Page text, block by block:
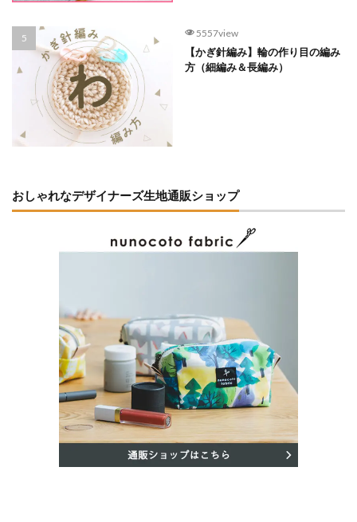
5557view
【かぎ針編み】輪の作り目の編み
方（細編み＆長編み）
おしゃれなデザイナーズ生地通販ショップ